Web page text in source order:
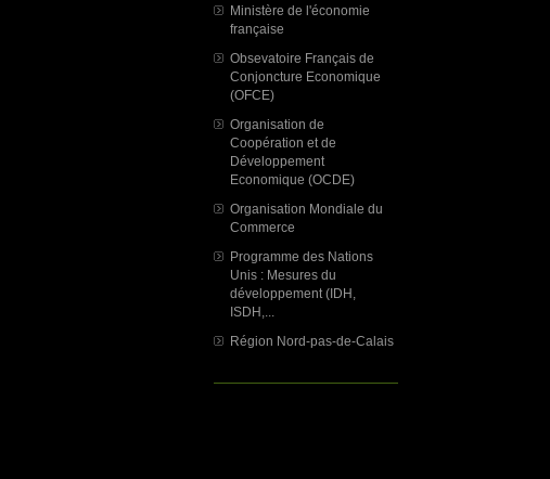
Ministère de l'économie
française
Obsevatoire Français de
Conjoncture Economique
(OFCE)
Organisation de
Coopération et de
Développement
Economique (OCDE)
Organisation Mondiale du
Commerce
Programme des Nations
Unis : Mesures du
développement (IDH,
ISDH,...
Région Nord-pas-de-Calais